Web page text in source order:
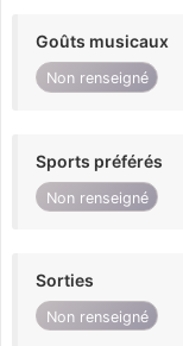
Goûts musicaux
Non renseigné
Sports préférés
Non renseigné
Sorties
Non renseigné